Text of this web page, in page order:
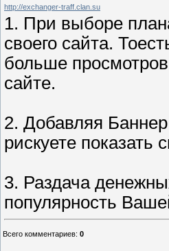
http://exchanger-traff.clan.su
1. При выборе
своего сайта.
больше
сайте.
2. Добавляя
рискуете
3. Раздача
популярность
Всего комментариев: 0